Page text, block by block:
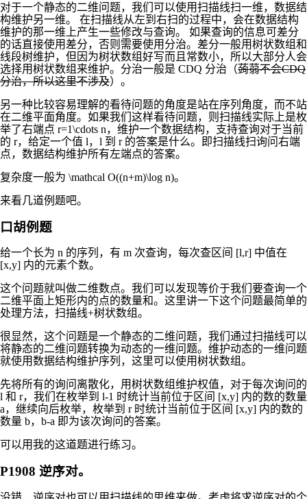
对于一个静态的二维问题，我们可以使用扫描线扫一维，数据结
构维护另一维。 在扫描线从左到右扫的过程中，会在数据结构
维护的那一维上产生一些修改与查询。 如果查询的信息可差分
的话直接使用差分，否则需要使用分治。差分一般用树状数组和
线段树维护，但因为树状数组好写而且常数小，所以大部分人会
选择用树状数组来维护。分治一般是 CDQ 分治（蒟蒻不会CDQ
分治，所以这里不涉及）。
另一种比较容易理解的看待问题的角度是站在序列角度，而不站
在二维平面角度。如果我们这样看待问题，则扫描线实际上是枚
举了右端点 r=1\cdots n，维护一个数据结构，支持查询对于当前
的 r，给定一个值 l， l 到 r的答案是什么。即扫描线扫询问右端
点，数据结构维护所有左端点的答案。
复杂度一般为 \mathcal O((n+m)\log n)。
来看几道例题吧。
口胡例题
给一个长为 n 的序列，有 m 次查询，每次查区间 [l,r] 中值在
[x,y] 内的元素个数。
这个问题就叫做二维数点。我们可以发现等价于我们要查询一个
二维平面上矩形内的点的数量和。这里讲一下这个问题最简单的
处理方法，扫描线+树状数组。
很显然，这个问题是一个静态的二维问题，我们通过扫描线可以
将静态的二维问题转换为动态的一维问题。维护动态的一维问题
就使用数据结构维护序列，这里可以使用树状数组。
先将所有的询问离散化，用树状数组维护权值，对于每次询问的
l 和 r，我们在枚举到 l-1 时统计当前位于区间 [x,y] 内的数的数量
a，继续向后枚举，枚举到 r时统计当前位于区间 [x,y] 内的数的
数量 b， b-a 即为该次询问的答案。
可以用我的这道题进行练习。
P1908 逆序对。